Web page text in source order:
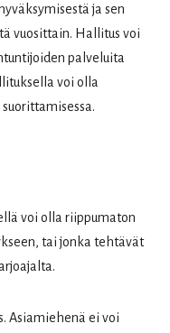
ja sen
vuosittain. Hallitus voi
palveluita
voi olla
voi olla riippumaton
tai jonka tehtävät
Asiamiehenä ei voi